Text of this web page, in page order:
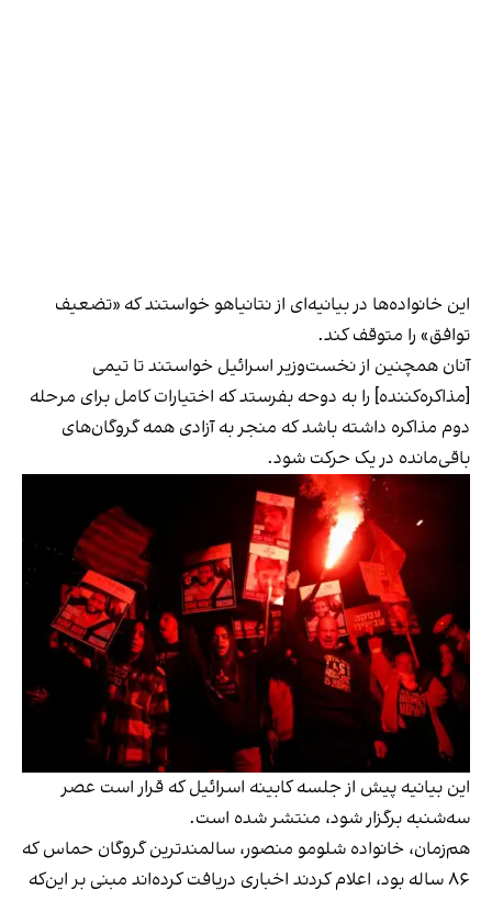
این خانواده‌ها در بیانیه‌ای از نتانیاهو خواستند که «تضعیف
توافق» را متوقف کند.
آنان همچنین از نخست‌وزیر اسرائیل خواستند تا تیمی
[مذاکره‌کننده] را به دوحه بفرستد که اختیارات کامل برای مرحله
دوم مذاکره داشته باشد که منجر به آزادی همه گروگان‌های
باقی‌مانده در یک حرکت ‌شود.
این بیانیه پیش از جلسه کابینه اسرائیل که قرار است عصر
سه‌شنبه برگزار شود، منتشر شده است.
هم‌زمان، خانواده شلومو منصور، سالمندترین گروگان حماس که
۸۶ ساله بود، اعلام کردند اخباری دریافت کرده‌اند مبنی بر این‌که